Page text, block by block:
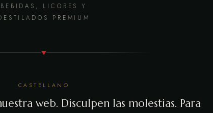
BEBIDAS, LICORES Y
PREMIUM
CASTELLANO
web. Disculpen las molestias. Para